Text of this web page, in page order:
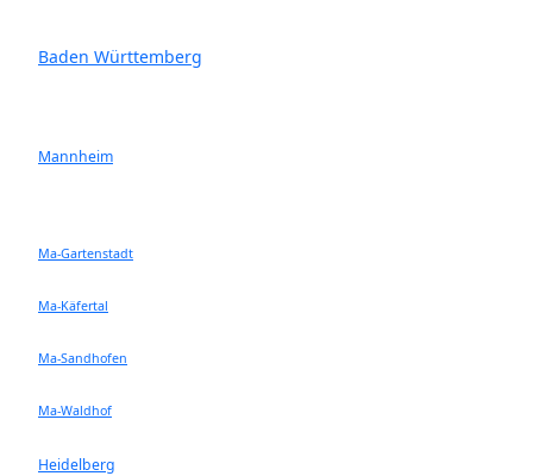
Baden Württemberg
Mannheim
Ma-Gartenstadt
Ma-Käfertal
Ma-Sandhofen
Ma-Waldhof
Heidelberg